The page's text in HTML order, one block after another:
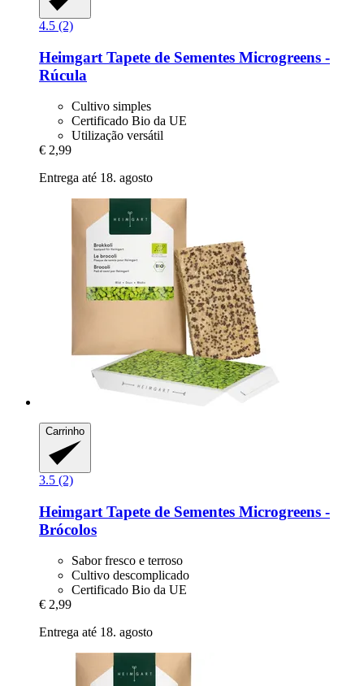
4.5 (2)
Heimgart Tapete de Sementes Microgreens -​
Rúcula
Cultivo simples
Certificado Bio da UE
Utilização versátil
€ 2,99
Entrega até 18. agosto
Carrinho
3.5 (2)
Heimgart Tapete de Sementes Microgreens -​
Brócolos
Sabor fresco e terroso
Cultivo descomplicado
Certificado Bio da UE
€ 2,99
Entrega até 18. agosto